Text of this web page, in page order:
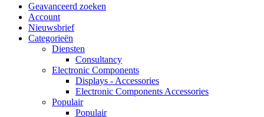
Geavanceerd zoeken
Account
Nieuwsbrief
Categorieën
Diensten
Consultancy
Electronic Components
Displays - Accessories
Electronic Components Accessories
Populair
Populair